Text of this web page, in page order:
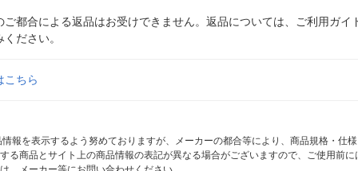
ご都合による返品はお受けできません。返品については、ご利用ガ
ださい。
こちら
報を表示するよう努めておりますが、メーカーの都合等により、商品規格・仕
る商品とサイト上の商品情報の表記が異なる場合がございますので、ご使用前